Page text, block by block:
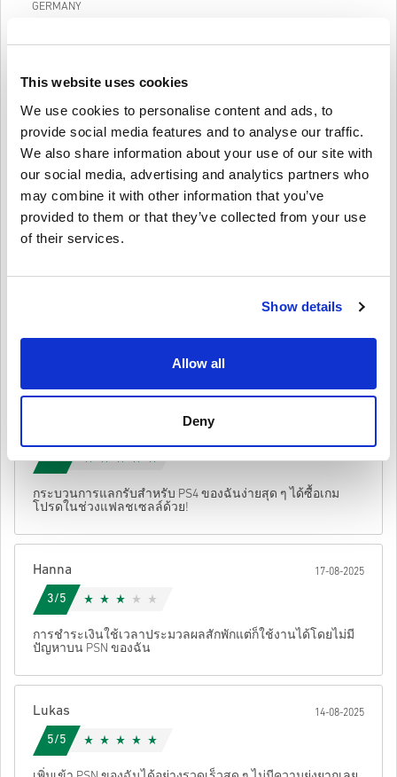
This website uses cookies
We use cookies to personalise content and ads, to
provide social media features and to analyse our traffic.
We also share information about your use of our site with
our social media, advertising and analytics partners who
may combine it with other information that you’ve
provided to them or that they’ve collected from your use
of their services.
Show details
Allow all
Deny
GERMANY
แค่อีเมลของคุณแล้วก็ชำระเงินได้เลย ซื้อ PLAYSTATION NETWORK
วิธีใช้งานบน Livecards.net
ใหม่กับ Livecards.net ใช่ไหม? การซื้อโค้ดดิจิทัลนั้นรวดเร็วและง่าย
มาก:
ดูคู่มือสั้น ๆ ด้านบน หรือทำตามขั้นตอนด้านล่าง 👇
• กรอกอีเมลของคุณ
• เลือกวิธีชำระเงินที่ต้องการ
ของคุณ
สินค้าพรีออเดอร์จ ะถูกจัดส่งก่อนหรือในวันวางจำหน่ายที่
ติดต่อเรา.
รหัสเหล่านี้ไม่มีวันหมดอายุ.
เนื้อหาที่ดาวน์โหลดได้หรือผลิตภัณฑ์ DLC - คุณต้องมีเกม
ต้นฉบับจึงจะเล่นส่วนDLCได้.
สำหรับบางผลิตภัณฑ์ คุณอาจจะได้รับรหัสมากกว่าหนึ่งรหัส
เขียนความคิดเห็น
ยกเลิก
เพียงแต่อยากให้ขั้นตอนการชำระเงินรวดเร็วกว่านี้เล็กน้อย
5/5
กระบวนการแลกรับสำหรับ PS4 ของฉันง่ายสุด ๆ ได้ซื้อเกม
โปรดในช่วงแฟลชเซลล์ด้วย!
Hanna 17-08-2025
3/5
การชำระเงินใช้เวลาประมวลผลสักพักแต่ก็ใช้งานได้โดยไม่มี
ปัญหาบน PSN ของฉัน
Lukas 14-08-2025
5/5